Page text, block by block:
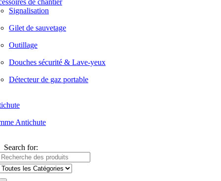
de chantier
Signalisation
Gilet de sauvetage
Outillage
Douches sécurité & Lave-yeux
Détecteur de gaz portable
Antichute
Search for: